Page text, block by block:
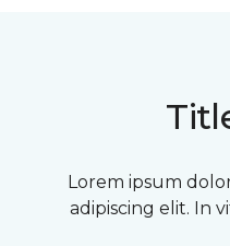
Lorem ipsum
adipiscing elit. In